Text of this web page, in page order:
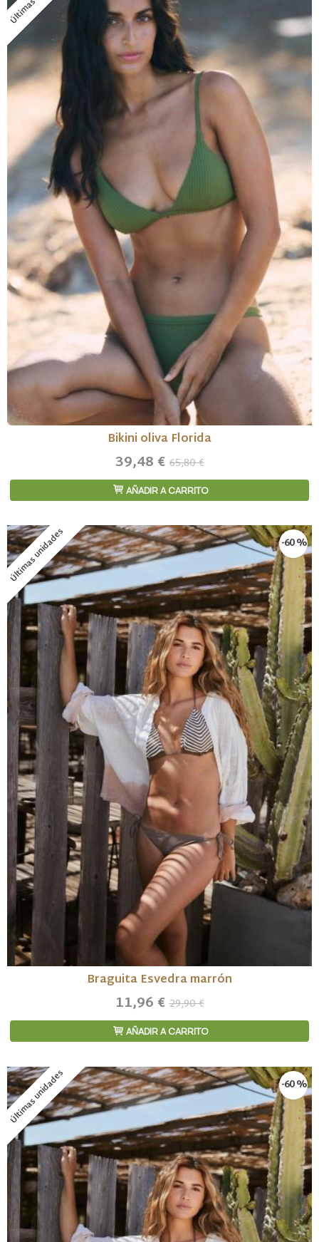
Bikini oliva Florida
39,48 €65,80 €
AÑADIR A CARRITO
Últimas unidades -60 %
Braguita Esvedra marrón
11,96 €29,90 €
AÑADIR A CARRITO
Últimas unidades -60 %